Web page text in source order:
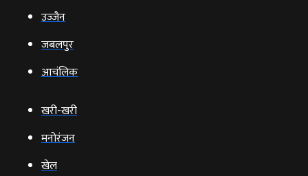
उज्‍जैन
जबलपुर
आचंलिक
खरी-खरी
मनोरंजन
खेल